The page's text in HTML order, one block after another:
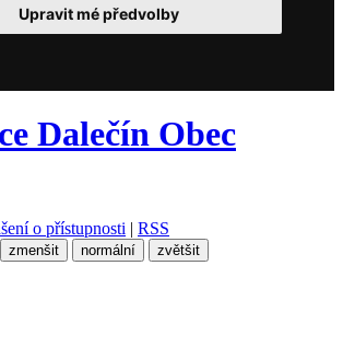
Upravit mé předvolby
Obec
o přístupnosti | RSS
zmenšit normální zvětšit